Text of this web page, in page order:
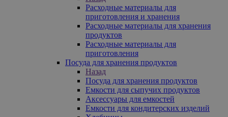
Расходные материалы для
приготовления и хранения
Расходные материалы для хранения
продуктов
Расходные материалы для
приготовления
Посуда для хранения продуктов
Назад
Посуда для хранения продуктов
Емкости для сыпучих продуктов
Аксессуары для емкостей
Емкости для кондитерских изделий